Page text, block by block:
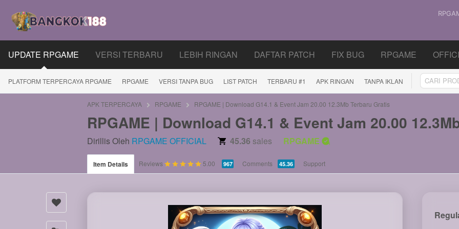
UPDATE RPGAME VERSI TERBARU LEBIH RINGAN DAFTAR PATCH FIX BUG RPGAME
PLATFORM TERPERCAYA RPGAME RPGAME VERSI TANPA BUG LIST PATCH TERBARU #1 APK RINGAN TANPA IKLAN
APK TERPERCAYA RPGAME RPGAME | Download G14.1 & Event Jam 20.00 12.3Mb Terbaru Gratis
RPGAME | Download G14.1 & Event Jam 20.00
Dirillis Oleh RPGAME OFFICIAL 45.36 sales RPGAME
Item Details Reviews 5.00 5.00967 Comments 45.36 Support